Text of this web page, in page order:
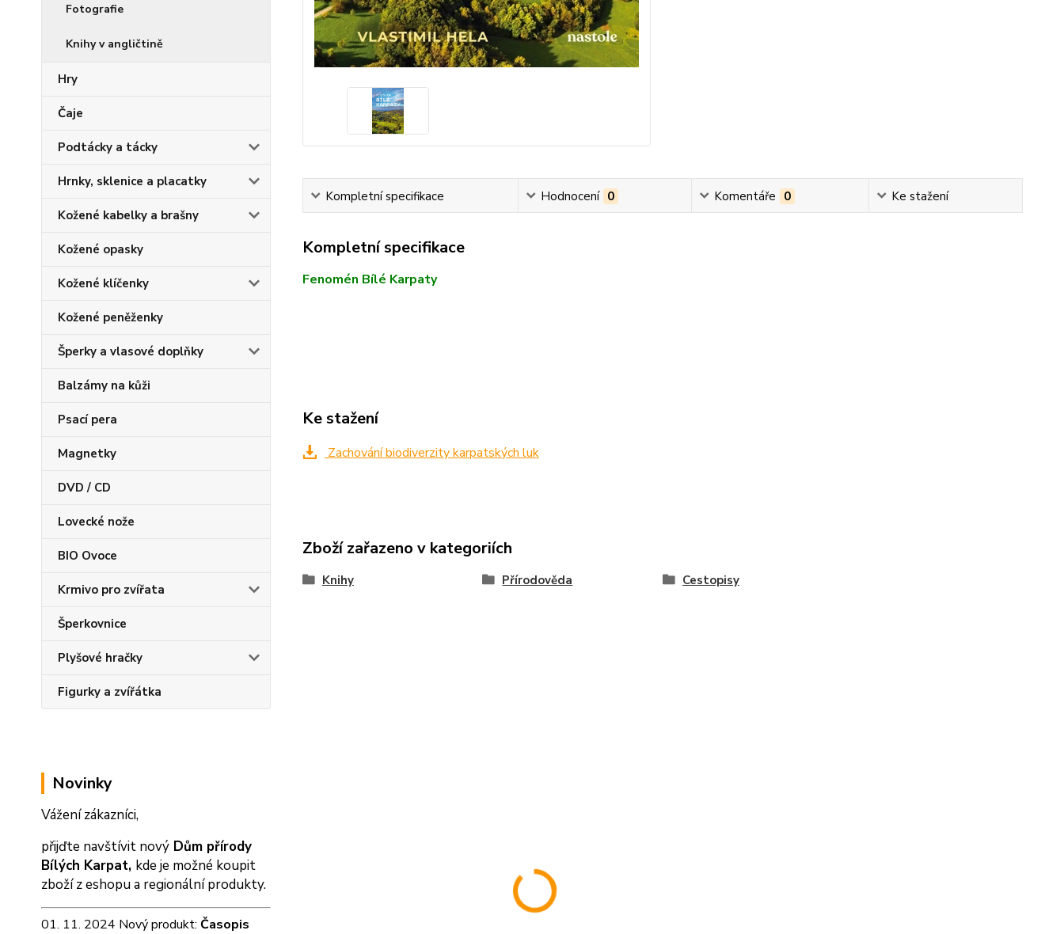
Fotografie
Knihy v angličtině
Hry
Čaje
Podtácky a tácky
Hrnky, sklenice a placatky
Kožené kabelky a brašny
Kožené opasky
Kožené klíčenky
Kožené peněženky
Šperky a vlasové doplňky
Balzámy na kůži
Psací pera
Magnetky
DVD / CD
Lovecké nože
BIO Ovoce
Krmivo pro zvířata
Šperkovnice
Plyšové hračky
Figurky a zvířátka
Novinky
Vážení zákazníci,
přijďte navštívit nový Dům přírody
Bílých Karpat, kde je možné koupit
zboží z eshopu a regionální produkty.
01. 11. 2024 Nový produkt: Časopis
Kompletní specifikace Hodnocení 0 Komentáře 0 Ke stažení
Kompletní specifikace
Fenomén Bílé Karpaty
Ke stažení
Zachování biodiverzity karpatských luk
Zboží zařazeno v kategoriích
Knihy Přírodověda Cestopisy